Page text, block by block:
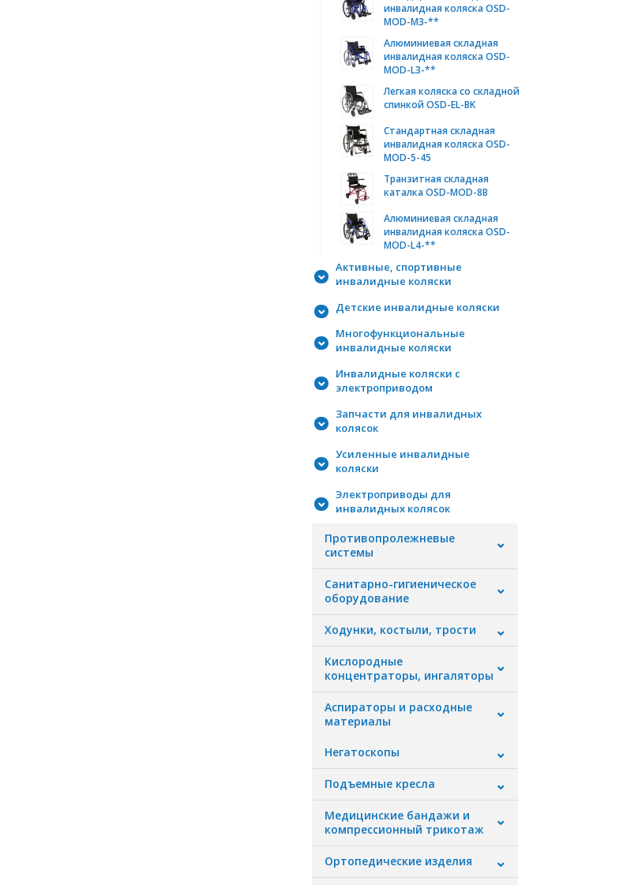
инвалидная коляска OSD-
MOD-M3-**
Алюминиевая складная
инвалидная коляска OSD-
MOD-L3-**
Легкая коляска со складной
спинкой OSD-EL-BK
Стандартная складная
инвалидная коляска OSD-
MOD-5-45
Транзитная складная
каталка OSD-MOD-8B
Алюминиевая складная
инвалидная коляска OSD-
MOD-L4-**
Активные, спортивные
инвалидные коляски
Детские инвалидные коляски
Многофункциональные
инвалидные коляски
Инвалидные коляски с
электроприводом
Запчасти для инвалидных
колясок
Усиленные инвалидные
коляски
Электроприводы для
инвалидных колясок
Противопролежневые
системы
Санитарно-гигиеническое
оборудование
Ходунки, костыли, трости
Кислородные
концентраторы, ингаляторы
Аспираторы и расходные
материалы
Негатоскопы
Подъемные кресла
Медицинские бандажи и
компрессионный трикотаж
Ортопедические изделия